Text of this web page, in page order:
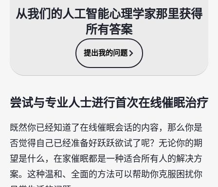
从我们的人工智能心理学家那里获得
所有答案
提出我的问题
尝试与专业人士进行首次在线催眠治疗
既然你已经知道了在线催眠会话的内容，那么你是
否觉得自己已经准备好跃跃欲试了呢？无论你的期
望是什么，在家催眠都是一种适合所有人的解决方
案。这种温和、全面的方法可以帮助你克服困扰你